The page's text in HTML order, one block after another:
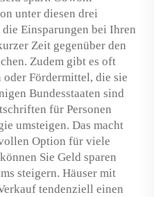
unter diesen drei
Einsparungen bei Ihren
Zeit gegenüber den
Zudem gibt es oft
Fördermittel, die sie
Bundesstaaten sind
für Personen
umsteigen. Das macht
Option für viele
Sie Geld sparen
steigern. Häuser mit
tendenziell einen